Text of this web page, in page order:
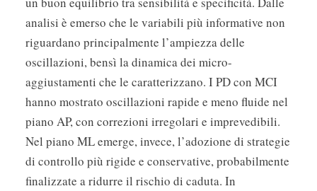
analisi è emerso che le variabili più informative non
riguardano principalmente l’ampiezza delle
oscillazioni, bensì la dinamica dei micro-
aggiustamenti che le caratterizzano. I PD con MCI
hanno mostrato oscillazioni rapide e meno fluide nel
piano AP, con correzioni irregolari e imprevedibili.
Nel piano ML emerge, invece, l’adozione di strategie
di controllo più rigide e conservative, probabilmente
finalizzate a ridurre il rischio di caduta. In